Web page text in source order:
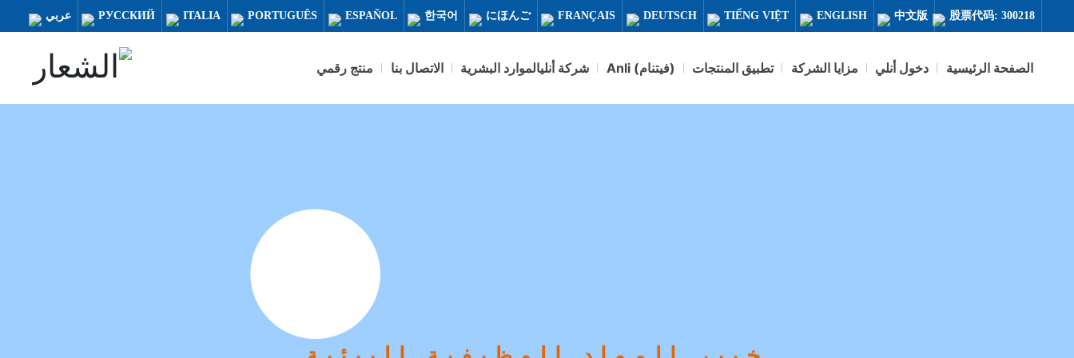
股票代码: 300218
中文版
ENGLISH
TIẾNG VIỆT
DEUTSCH
FRANÇAIS
にほんご
한국어
ESPAÑOL
PORTUGUÊS
ITALIA
РУССКИЙ عربي
الصفحة الرئيسية دخول أنلي مزايا الشركة تطبيق المنتجات (فيتنام) Anli شركة أنليالموارد البشرية الاتصال بنا منتج رقمي
خبير المواد الوظيفية البيئية